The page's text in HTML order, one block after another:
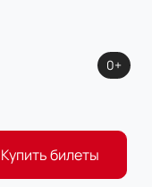
0+
Купить билеты